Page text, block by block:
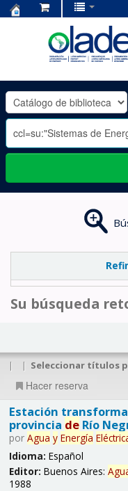
OLADE
-
Su búsqueda
| | Seleccionar títulos
Hacer reserva
Estación
provincia deRío
por Agua y Energía
Idioma: Español
Editor: Buenos Aires:
1988